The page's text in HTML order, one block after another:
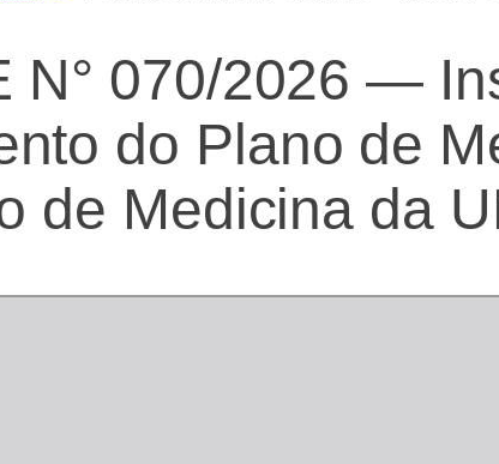
N° 070/2026 —
do Plano de
de Medicina da